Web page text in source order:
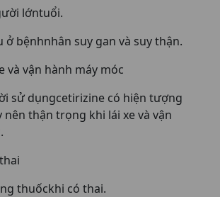
lớntuổi.
ở bệnhnhân suy gan và suy thận.
và vận hành máy móc
sử dụngcetirizine có hiện tượng
nên thận trọng khi lái xe và vận
thuốckhi có thai.